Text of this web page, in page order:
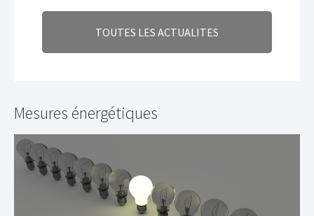
TOUTES LES ACTUALITES
Mesures énergétiques